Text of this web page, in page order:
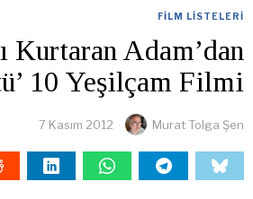
FILM LISTELERI
Kurtaran Adam’dan
10 Yeşilçam Filmi
7 Kasım 2012 Murat Tolga Şen